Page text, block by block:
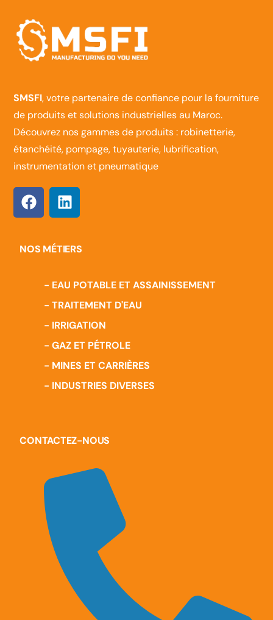
SMSFI, votre partenaire de confiance pour la fourniture
de produits et solutions industrielles au Maroc.
Découvrez nos gammes de produits : robinetterie,
étanchéité, pompage, tuyauterie, lubrification,
instrumentation et pneumatique
NOS MÉTIERS
- EAU POTABLE ET ASSAINISSEMENT
- TRAITEMENT D'EAU
- IRRIGATION
- GAZ ET PÉTROLE
- MINES ET CARRIÈRES
- INDUSTRIES DIVERSES
CONTACTEZ-NOUS